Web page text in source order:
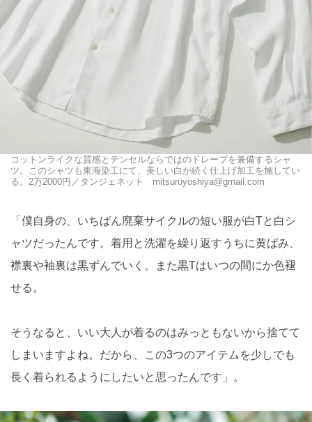
コットンライクな質感とテンセルならではのドレープを兼備するシャ
ツ。このシャツも東海染工にて、美しい白が続く仕上げ加工を施してい
る。2万2000円／タンジェネット mitsuruyoshiya@gmail.com
「僕自身の、いちばん廃棄サイクルの短い服が白Tと白シ
ャツだったんです。着用と洗濯を繰り返すうちに黄ばみ、
襟裏や袖裏は黒ずんでいく。また黒Tはいつの間にか色褪
せる。
そうなると、いい大人が着るのはみっともないから捨てて
しまいますよね。だから、この3つのアイテムを少しでも
長く着られるようにしたいと思ったんです」。